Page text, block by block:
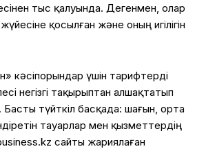
тыс қалуында. Дегенмен, олар
қосылған және оның игілігін
кәсіпорындар үшін тарифтерді
негізгі тақырыптан алшақтатып
Басты түйткіл басқада: шағын, орта
тауарлар мен қызметтердің
сайты жариялаған